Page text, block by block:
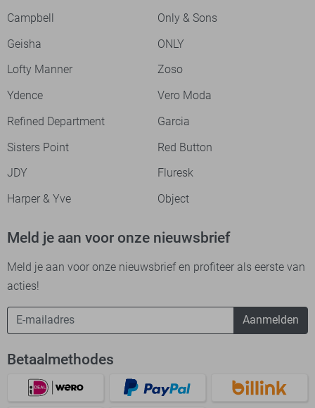
Campbell
Only & Sons
Geisha
ONLY
Lofty Manner
Zoso
Ydence
Vero Moda
Refined Department
Garcia
Sisters Point
Red Button
JDY
Fluresk
Harper & Yve
Object
Meld je aan voor onze nieuwsbrief
Meld je aan voor onze nieuwsbrief en profiteer als eerste van
acties!
Aanmelden
Betaalmethodes